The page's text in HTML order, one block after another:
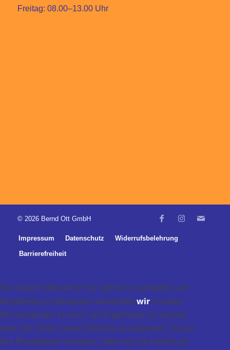
Freitag: 08.00–13.00 Uhr
©2026 Bernd Ott GmbH
Impressum Datenschutz
Widerrufsbelehrung
Barrierefreiheit
Um unsere Website für Sie optimal zu gestalten und
fortlaufend zu verbessern verwenden wir Cookies.
Wir verwenden es auch, um Ergebnisse zu messen
oder den Inhalt unserer Website abzustimmen. Da wir
Ihre Privatsphäre schätzen, bitten wir Sie hiermit um